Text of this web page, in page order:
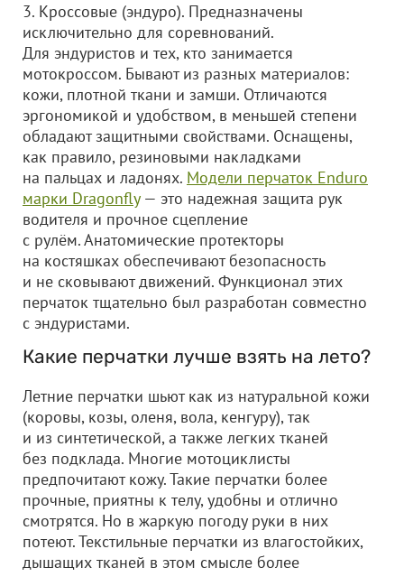
3. Кроссовые (эндуро). Предназначены
исключительно для соревнований.
Для эндуристов и тех, кто занимается
мотокроссом. Бывают из разных материалов:
кожи, плотной ткани и замши. Отличаются
эргономикой и удобством, в меньшей степени
обладают защитными свойствами. Оснащены,
как правило, резиновыми накладками
на пальцах и ладонях. Модели перчаток Enduro
марки Dragonfly— это надежная защита рук
водителя и прочное сцепление
с рулём. Анатомические протекторы
на костяшках обеспечивают безопасность
и не сковывают движений. Функционал этих
перчаток тщательно был разработан совместно
с эндуристами.
Какие перчатки лучше взять на лето?
Летние перчатки шьют как из натуральной кожи
(коровы, козы, оленя, вола, кенгуру), так
и из синтетической, а также легких тканей
без подклада. Многие мотоциклисты
предпочитают кожу. Такие перчатки более
прочные, приятны к телу, удобны и отлично
смотрятся. Но в жаркую погоду руки в них
потеют. Текстильные перчатки из влагостойких,
дышащих тканей в этом смысле более